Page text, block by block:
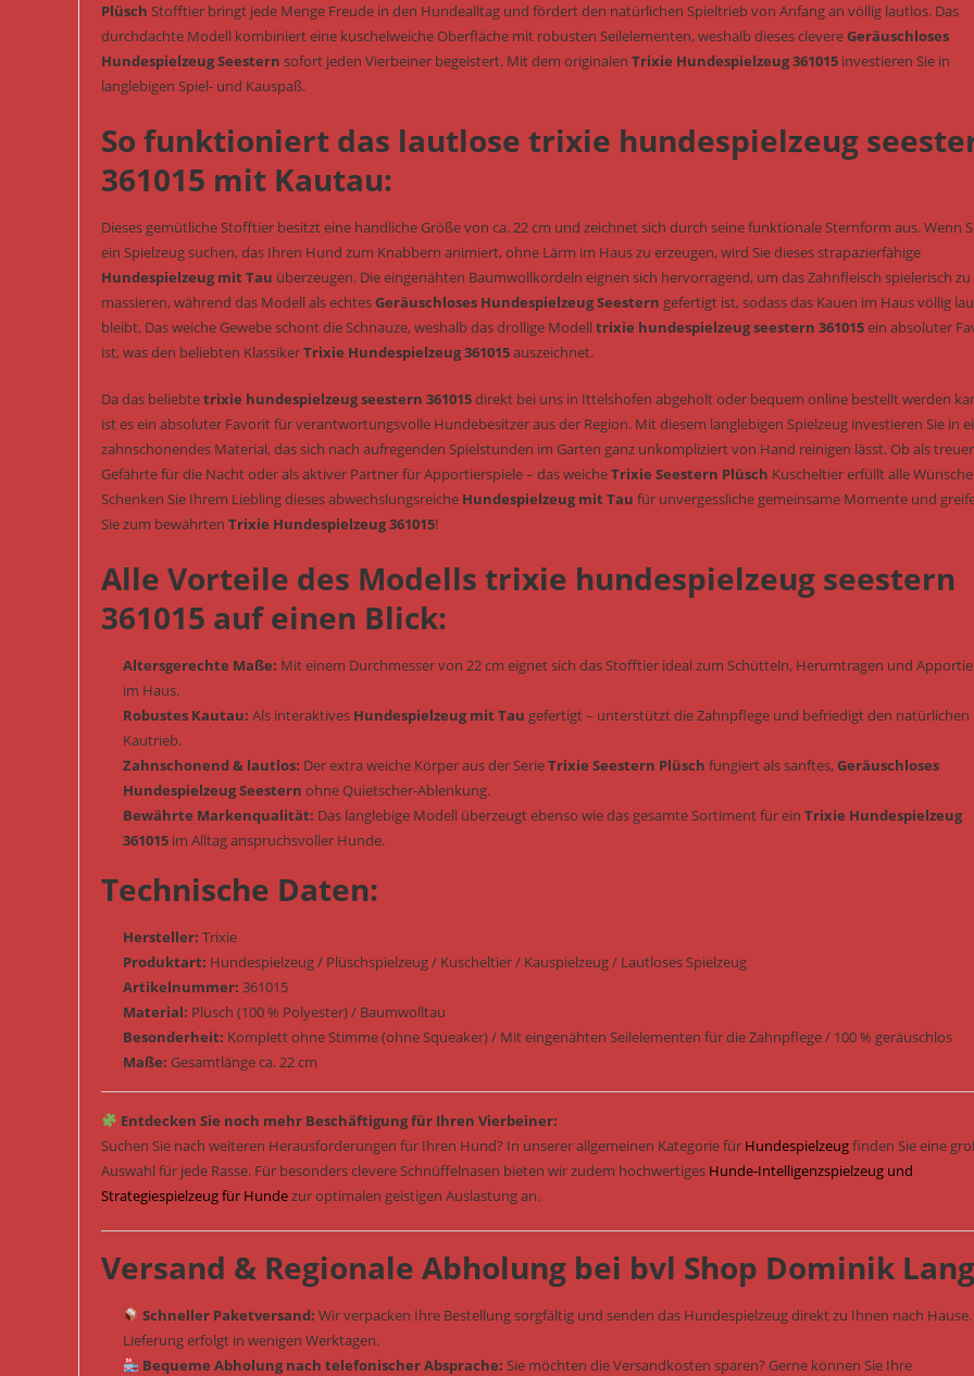
Plüsch Stofftier bringt jede Menge Freude in den Hundealltag und fördert den natürlichen Spieltrieb von Anfang an völlig lautlos. Das
durchdachte Modell kombiniert eine kuschelweiche Oberfläche mit robusten Seilelementen, weshalb dieses clevereGeräuschloses
Hundespielzeug Seestern sofort jeden Vierbeiner begeistert. Mit dem originalen Trixie Hundespielzeug 361015 investieren Sie in
langlebigen Spiel- und Kauspaß.
So funktioniert das lautlose trixie hundespielzeug
361015 mit Kautau:
Dieses gemütliche Stofftier besitzt eine handliche Größe von ca. 22 cm und zeichnet sich durch seine funktionale Sternform aus. Wenn
ein Spielzeug suchen, das Ihren Hund zum Knabbern animiert, ohne Lärm im Haus zu erzeugen, wird Sie dieses strapazierfähige
Hundespielzeug mit Tau überzeugen. Die eingenähten Baumwollkordeln eignen sich hervorragend, um das Zahnfleisch spielerisch zu
massieren, während das Modell als echtesGeräuschloses Hundespielzeug Seestern gefertigt ist, sodass das Kauen im Haus völlig
bleibt. Das weiche Gewebe schont die Schnauze, weshalb das drollige Modelltrixie hundespielzeug seestern 361015ein absoluter
ist, was den beliebten KlassikerTrixie Hundespielzeug 361015auszeichnet.
Da das beliebtetrixie hundespielzeug seestern 361015direkt bei uns in Ittelshofen abgeholt oder bequem online bestellt werden
ist es ein absoluter Favorit für verantwortungsvolle Hundebesitzer aus der Region. Mit diesem langlebigen Spielzeug investieren Sie in
zahnschonendes Material, das sich nach aufregenden Spielstunden im Garten ganz unkompliziert von Hand reinigen lässt. Ob als treuer
Gefährte für die Nacht oder als aktiver Partner für Apportierspiele – das weicheTrixie Seestern Plüsch Kuscheltier erfüllt alle
Schenken Sie Ihrem Liebling dieses abwechslungsreiche Hundespielzeug mit Tau für unvergessliche gemeinsame Momente und
Sie zum bewährten Trixie Hundespielzeug 361015!
Alle Vorteile des Modells trixie hundespielzeug seestern
361015 auf einen Blick:
Altersgerechte Maße: Mit einem Durchmesser von 22 cm eignet sich das Stofftier ideal zum Schütteln, Herumtragen und
im Haus.
Robustes Kautau: Als interaktives Hundespielzeug mit Tau gefertigt – unterstützt die Zahnpflege und befriedigt den natürlichen
Kautrieb.
Zahnschonend & lautlos: Der extra weiche Körper aus der SerieTrixie Seestern Plüsch fungiert als sanftes,Geräuschloses
Hundespielzeug Seestern ohne Quietscher-Ablenkung.
Bewährte Markenqualität: Das langlebige Modell überzeugt ebenso wie das gesamte Sortiment für ein Trixie Hundespielzeug
361015 im Alltag anspruchsvoller Hunde.
Technische Daten:
Hersteller: Trixie
Produktart: Hundespielzeug / Plüschspielzeug / Kuscheltier / Kauspielzeug / Lautloses Spielzeug
Artikelnummer: 361015
Material: Plüsch (100 % Polyester) / Baumwolltau
Besonderheit: Komplett ohne Stimme (ohne Squeaker) / Mit eingenähten Seilelementen für die Zahnpflege / 100 % geräuschlos
Maße: Gesamtlänge ca. 22 cm
Entdecken Sie noch mehr Beschäftigung für Ihren Vierbeiner:
Suchen Sie nach weiteren Herausforderungen für Ihren Hund? In unserer allgemeinen Kategorie für Hundespielzeugfinden Sie eine
Auswahl für jede Rasse. Für besonders clevere Schnüffelnasen bieten wir zudem hochwertiges Hunde-Intelligenzspielzeug und
Strategiespielzeug für Hundezur optimalen geistigen Auslastung an.
Versand & Regionale Abholung bei bvl Shop Dominik Lang
Schneller Paketversand: Wir verpacken Ihre Bestellung sorgfältig und senden das Hundespielzeug direkt zu Ihnen nach Hause.
Lieferung erfolgt in wenigen Werktagen.
Bequeme Abholung nach telefonischer Absprache: Sie möchten die Versandkosten sparen? Gerne können Sie Ihre